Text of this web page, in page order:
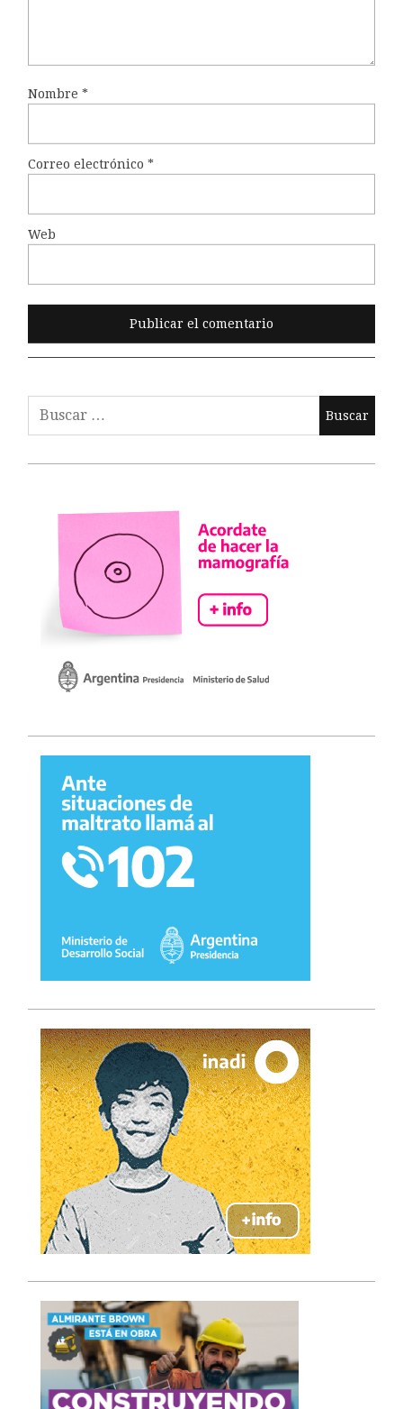
Nombre *
Correo electrónico *
Web